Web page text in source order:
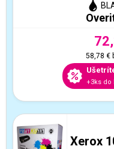
58,78 €
+3ks do
Xerox